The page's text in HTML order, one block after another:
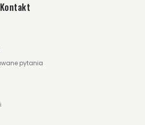
pytania